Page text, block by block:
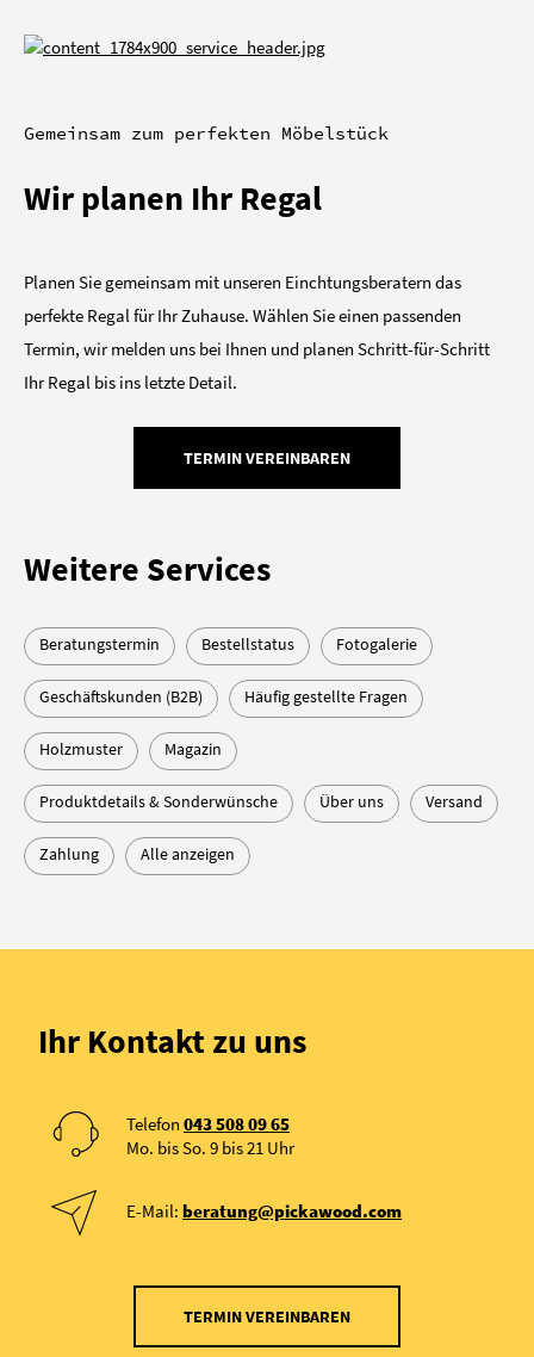
Gemeinsam zum perfekten Möbelstück
Wir planen Ihr Regal
Planen Sie gemeinsam mit unseren Einchtungsberatern das
perfekte Regal für Ihr Zuhause. Wählen Sie einen passenden
Termin, wir melden uns bei Ihnen und planen Schritt-für-Schritt
Ihr Regal bis ins letzte Detail.
TERMIN VEREINBAREN
Weitere Services
Beratungstermin Bestellstatus Fotogalerie
Geschäftskunden (B2B) Häufig gestellte Fragen
Holzmuster Magazin
Produktdetails & Sonderwünsche Über uns Versand
Zahlung Alle anzeigen
Ihr Kontakt zu uns
Telefon 043 508 09 65
Mo. bis So. 9 bis 21 Uhr
E-Mail: beratung@pickawood.com
TERMIN VEREINBAREN